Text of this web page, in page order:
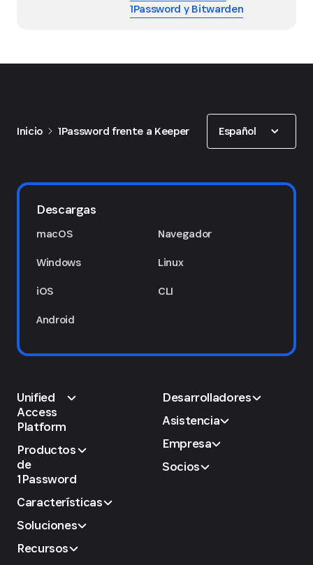
1Password y Bitwarden
Inicio 1Password frente a Keeper Español
Descargas
macOS
Windows
iOS
Android
Navegador
Linux
CLI
Unified
Access
Platform
Productos
de
1Password
Características
Soluciones
Recursos
Desarrolladores
Asistencia
Empresa
Socios